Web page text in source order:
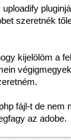
szeretnék
kijelölöm a
fájl-t de nem
az adobe.